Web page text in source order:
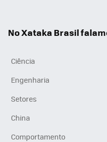
No Xataka Brasil
Ciência
Engenharia
Setores
China
Comportamento